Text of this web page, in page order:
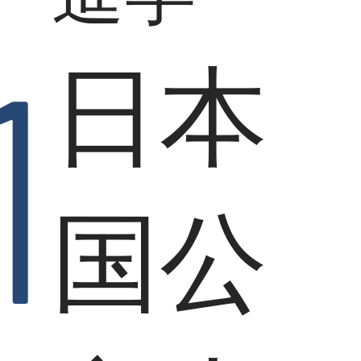
日本
国公